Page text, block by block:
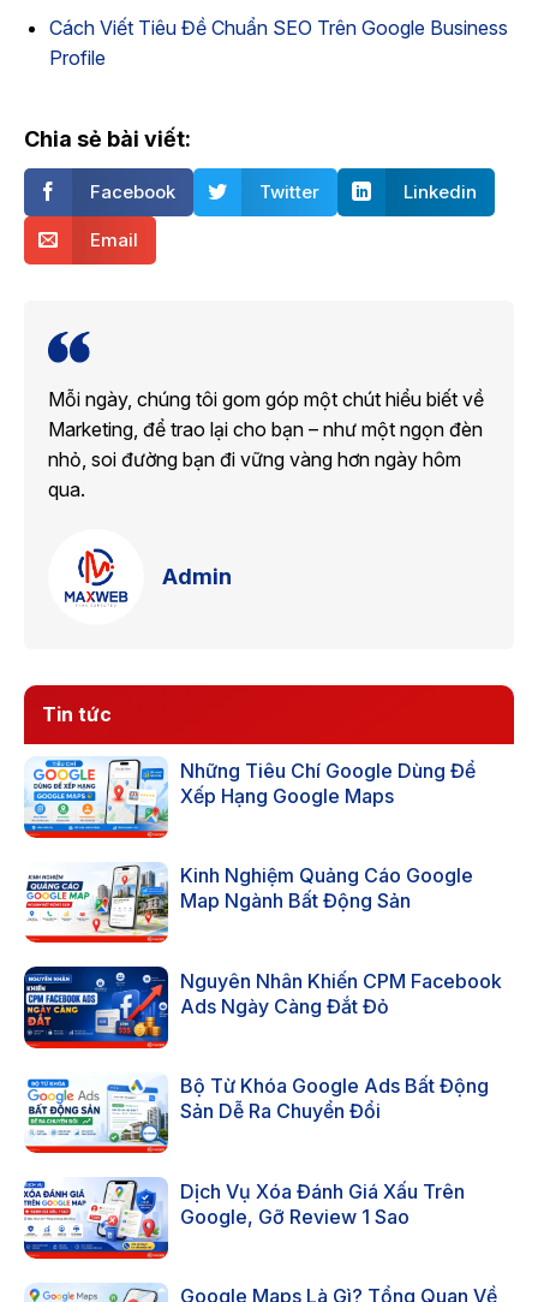
Cách Viết Tiêu Đề Chuẩn SEO Trên Google Business
Profile
Chia sẻ bài viết:
Facebook Twitter Linkedin
Email
Mỗi ngày, chúng tôi gom góp một chút hiểu biết về
Marketing, để trao lại cho bạn – như một ngọn đèn
nhỏ, soi đường bạn đi vững vàng hơn ngày hôm
qua.
Admin
Tin tức
Những Tiêu Chí Google Dùng Để
Xếp Hạng Google Maps
Kinh Nghiệm Quảng Cáo Google
Map Ngành Bất Động Sản
Nguyên Nhân Khiến CPM Facebook
Ads Ngày Càng Đắt Đỏ
Bộ Từ Khóa Google Ads Bất Động
Sản Dễ Ra Chuyển Đổi
Dịch Vụ Xóa Đánh Giá Xấu Trên
Google, Gỡ Review 1 Sao
Google Maps Là Gì? Tổng Quan Về